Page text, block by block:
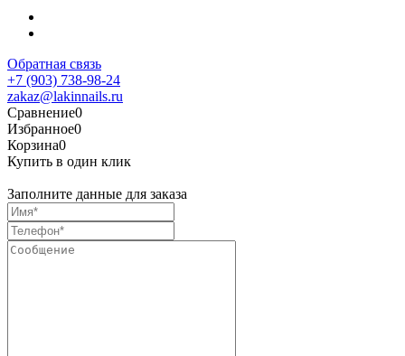
Обратная связь
+7 (903) 738-98-24
zakaz@lakinnails.ru
Сравнение0
Избранное0
Корзина0
Купить в один клик
Заполните данные для заказа